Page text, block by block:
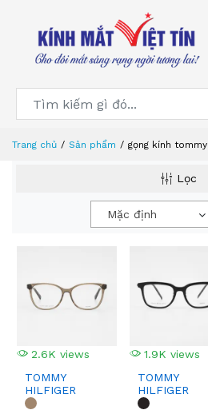
Trang chủ Sản phẩm gọng kính tommy
Lọc
Mặc định
2.6K views
TOMMY
HILFIGER
TH1968
1.9K views
TOMMY
HILFIGER
TH1901